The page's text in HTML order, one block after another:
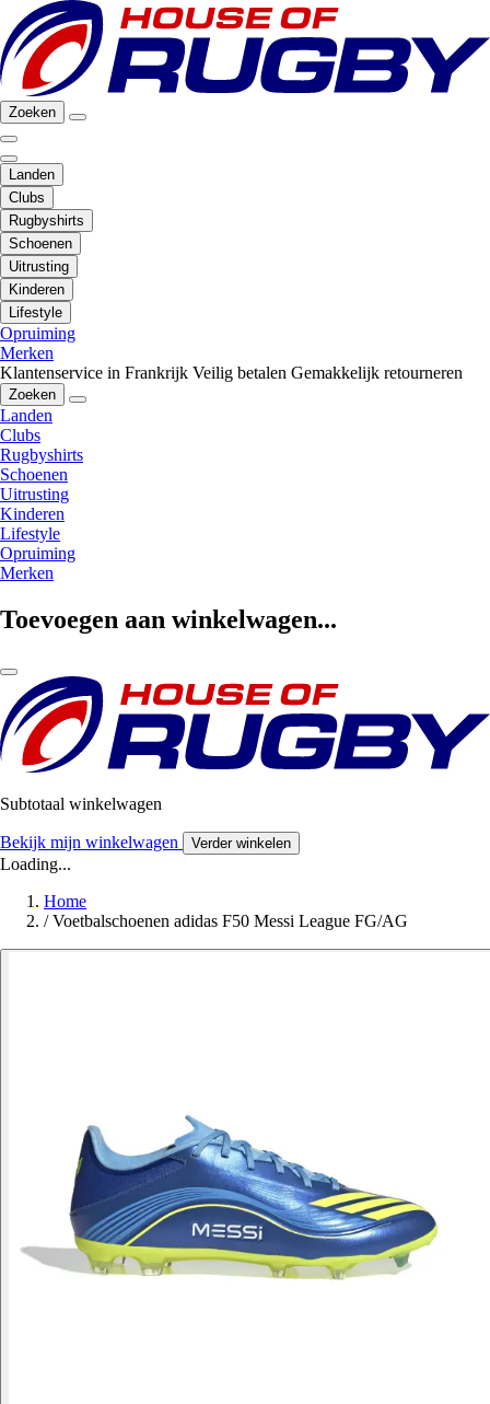
Zoeken
Landen
Clubs
Rugbyshirts
Schoenen
Uitrusting
Kinderen
Lifestyle
Opruiming
Merken
Klantenservice in Frankrijk Veilig betalen Gemakkelijk retourneren
Zoeken
Landen
Clubs
Rugbyshirts
Schoenen
Uitrusting
Kinderen
Lifestyle
Opruiming
Merken
Toevoegen aan winkelwagen...
Subtotaal winkelwagen
Bekijk mijn winkelwagen Verder winkelen
Loading...
Home
/ Voetbalschoenen adidas F50 Messi League FG/AG